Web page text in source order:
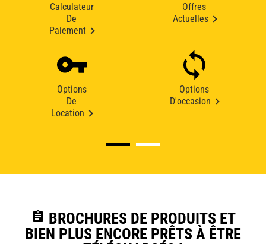
Calculateur
De
Paiement
Offres
Actuelles
Options
De
Location
Options
D'occasion
assignment BROCHURES DE PRODUITS ET
BIEN PLUS ENCORE PRÊTS À ÊTRE